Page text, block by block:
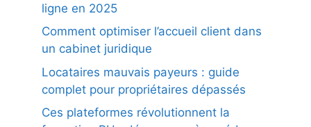
ligne en 2025
Comment optimiser l’accueil client dans
un cabinet juridique
Locataires mauvais payeurs : guide
complet pour propriétaires dépassés
Ces plateformes révolutionnent la